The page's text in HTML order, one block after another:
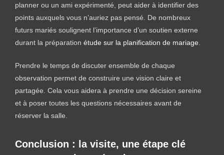
planner ou un ami expérimenté, peut aider à identifier des
points auxquels vous n’auriez pas pensé. De nombreux
futurs mariés soulignent l’importance d’un soutien externe
durant la préparation étude sur la planification de mariage
Prendre le temps de discuter ensemble de chaque
observation permet de construire une vision claire et
partagée. Cela vous aidera à prendre une décision sereine
et à poser toutes les questions nécessaires avant de
réserver la salle.
Conclusion : la visite, une étape clé